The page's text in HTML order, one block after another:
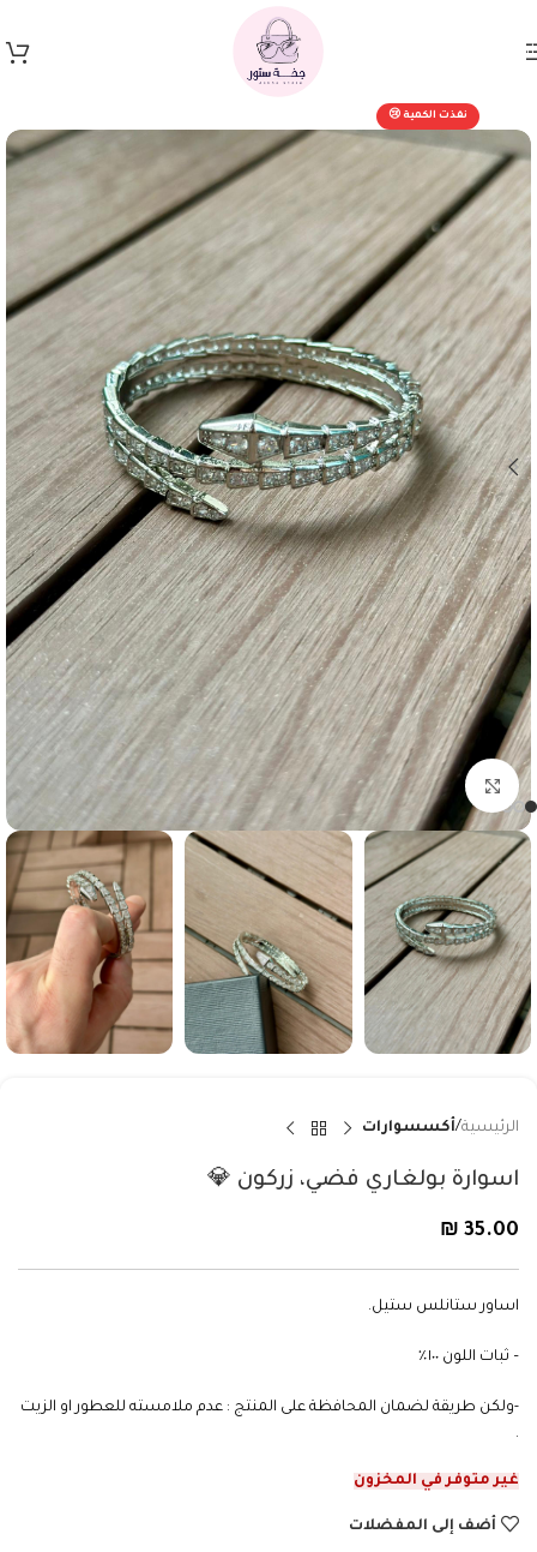
Skip to main content
نفذت الكمية 😢
Click to enlarge
الرئيسية أكسسوارات
اسوارة بولغاري فضي، زركون 💎
₪ 35.00
اساور ستانلس ستيل.
– ثبات اللون ١٠٠٪؜
-ولكن طريقة لضمان المحافظة على المنتج : عدم ملامسته للعطور او الزيت
.
غير متوفر في المخزون
أضف إلى المفضلات